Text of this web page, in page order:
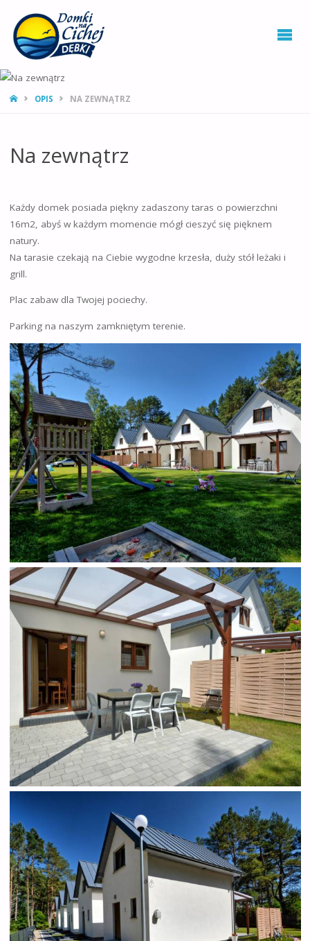
STRONA
OPIS NA ZEWNĄTRZ
Na zewnątrz
Każdy domek posiada piękny zadaszony taras o powierzchni
16m2, abyś w każdym momencie mógł cieszyć się pięknem
natury.
Na tarasie czekają na Ciebie wygodne krzesła, duży stół leżaki i
grill.
Plac zabaw dla Twojej pociechy.
Parking na naszym zamkniętym terenie.